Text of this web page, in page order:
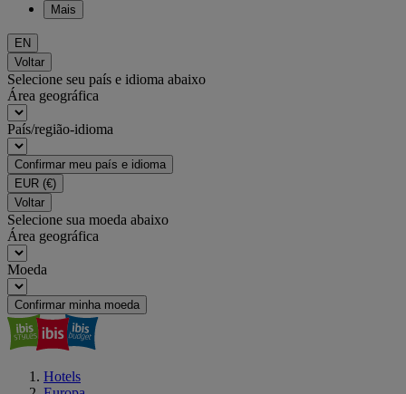
Mais
EN
Voltar
Selecione seu país e idioma abaixo
Área geográfica
País/região-idioma
Confirmar meu país e idioma
EUR (€)
Voltar
Selecione sua moeda abaixo
Área geográfica
Moeda
Confirmar minha moeda
Hotels